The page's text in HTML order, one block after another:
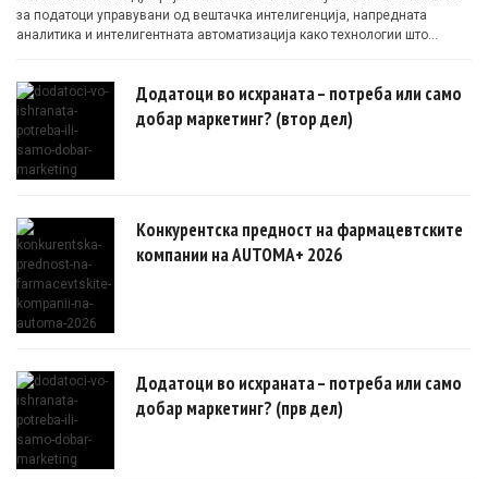
за податоци управувани од вештачка интелигенција, напредната
аналитика и интелигентната автоматизација како технологии што
Додатоци во исхраната – потреба или само
добар маркетинг? (втор дел)
Конкурентска предност на фармацевтските
компании на AUTOMA+ 2026
Додатоци во исхраната – потреба или само
добар маркетинг? (прв дел)